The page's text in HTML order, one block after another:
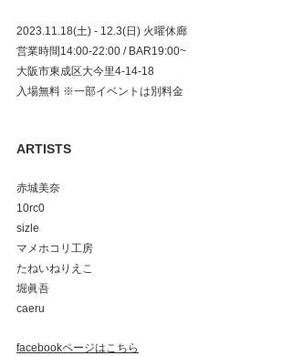
2023.11.18(土) - 12.3(日) 火曜休廊
営業時間14:00-22:00 / BAR19:00~
大阪市東成区大今里4-14-18
入場無料 ※一部イベントは別料金
ARTISTS
赤城美奈
10rc0
sizle
マメホコリ工房
たねいねりえこ
堀眞吾
caeru
facebookページはこちら